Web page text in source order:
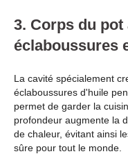
3. Corps du
éclaboussures
La cavité spécialement
éclaboussures d'huile
permet de garder la
profondeur augmente la
de chaleur, évitant ainsi
sûre pour tout le monde.